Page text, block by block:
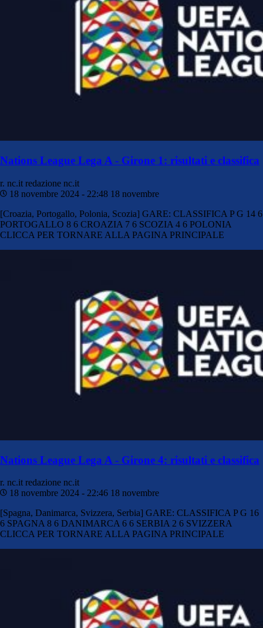
Nations League Lega A - Girone 1: risultati e classifica
r. nc.it redazione nc.it
18 novembre 2024 - 22:48 18 novembre
[Croazia, Portogallo, Polonia, Scozia] GARE: CLASSIFICA P G 14 6
PORTOGALLO 8 6 CROAZIA 7 6 SCOZIA 4 6 POLONIA
CLICCA PER TORNARE ALLA PAGINA PRINCIPALE
Nations League Lega A - Girone 4: risultati e classifica
r. nc.it redazione nc.it
18 novembre 2024 - 22:46 18 novembre
[Spagna, Danimarca, Svizzera, Serbia] GARE: CLASSIFICA P G 16
6 SPAGNA 8 6 DANIMARCA 6 6 SERBIA 2 6 SVIZZERA
CLICCA PER TORNARE ALLA PAGINA PRINCIPALE